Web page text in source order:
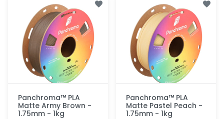
rapide
rapide
Panchroma™ PLA
Matte Army Brown -
1.75mm - 1kg
Panchroma™ PLA
Matte Pastel Peach -
1.75mm - 1kg